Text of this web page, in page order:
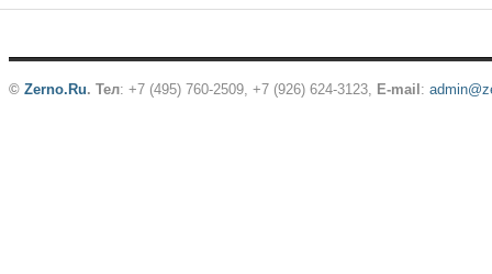
© Zerno.Ru. Тел: +7 (495) 760-2509, +7 (926) 624-3123, E-mail :